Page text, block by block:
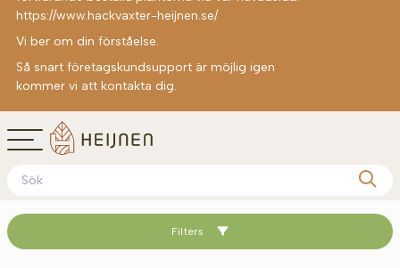
https://www.hackvaxter-heijnen.se/
Vi ber om din förståelse.
Så snart företagskundsupport är möjlig igen
kommer vi att kontakta dig.
Sortera med Filters